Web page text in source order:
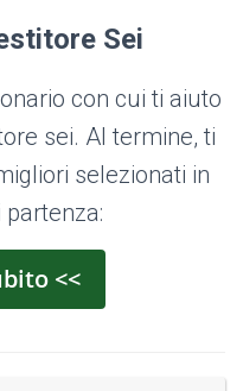
Sei
con cui ti aiuto
sei. Al termine, ti
selezionati in
<<